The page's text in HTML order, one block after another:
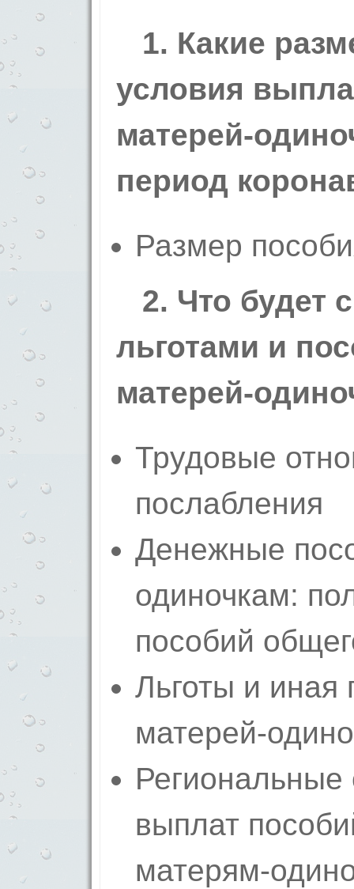
1. Какие
условия
матерей-
период
Размер
2. Что будет
льготами и
матерей-
Трудовые
послабления
Денежные
одиночкам:
пособий
Льготы и
матерей-
Региональные
выплат
матерям-